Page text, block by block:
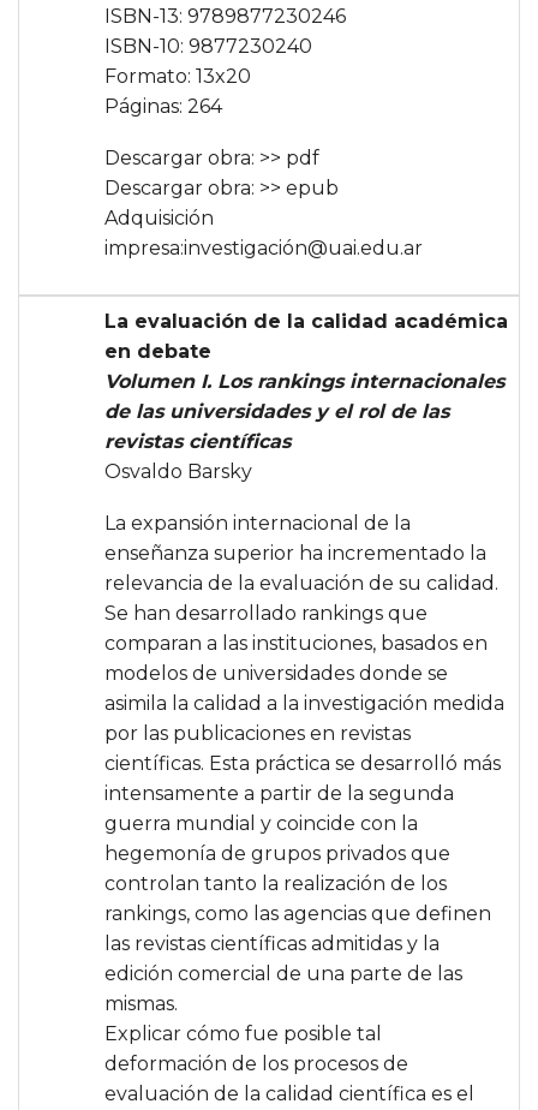
ISBN-13: 9789877230246
ISBN-10: 9877230240
Formato: 13x20
Páginas: 264
Descargar obra: >> pdf
Descargar obra: >> epub
Adquisición
impresa:investigación@uai.edu.ar
La evaluación de la calidad académica
en debate
Volumen I. Los rankings internacionales
de las universidades y el rol de las
revistas científicas
Osvaldo Barsky
La expansión internacional de la
enseñanza superior ha incrementado la
relevancia de la evaluación de su calidad.
Se han desarrollado rankings que
comparan a las instituciones, basados en
modelos de universidades donde se
asimila la calidad a la investigación medida
por las publicaciones en revistas
científicas. Esta práctica se desarrolló más
intensamente a partir de la segunda
guerra mundial y coincide con la
hegemonía de grupos privados que
controlan tanto la realización de los
rankings, como las agencias que definen
las revistas científicas admitidas y la
edición comercial de una parte de las
mismas.
Explicar cómo fue posible tal
deformación de los procesos de
evaluación de la calidad científica es el